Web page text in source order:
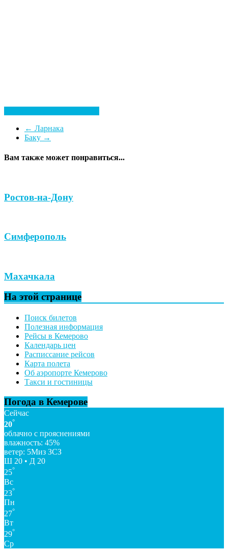
← Ларнака
Баку →
Вам также может понравиться...
Ростов-на-Дону
Симферополь
Махачкала
На этой странице
Поиск билетов
Полезная информация
Рейсы в Кемерово
Календарь цен
Расписсание рейсов
Карта полета
Об аэропорте Кемерово
Такси и гостиницы
Погода в Кемерове
Сейчас
20°
облачно с прояснениями
влажность: 45%
ветер: 5Миз ЗСЗ
Ш 20 • Д 20
25°
Вс
23°
Пн
27°
Вт
29°
Ср